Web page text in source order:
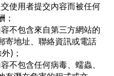
使用者提交內容而被任何
；
不包含來自第三方網站的
寄地址、聯絡資訊或電話
)；
不包含任何病毒、蠕蟲、